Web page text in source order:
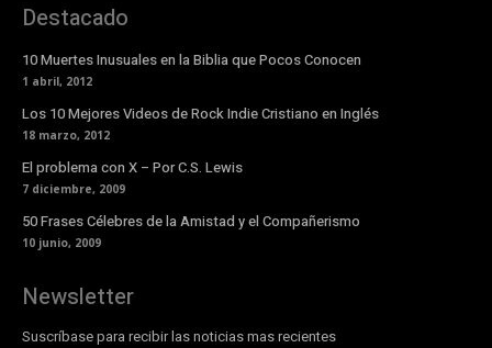
Destacado
10 Muertes Inusuales en la Biblia que Pocos Conocen
1 abril, 2012
Los 10 Mejores Videos de Rock Indie Cristiano en Inglés
18 marzo, 2012
El problema con X – Por C.S. Lewis
7 diciembre, 2009
50 Frases Célebres de la Amistad y el Compañerismo
10 junio, 2009
Newsletter
Suscríbase para recibir las noticias mas recientes